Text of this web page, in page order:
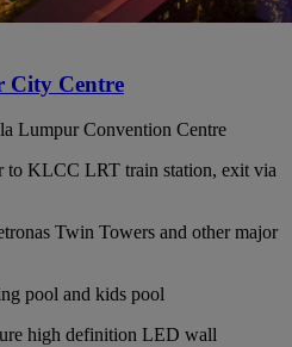
City Centre
Lumpur Convention Centre
to KLCC LRT train station, exit via
Twin Towers and other major
pool and kids pool
high definition LED wall